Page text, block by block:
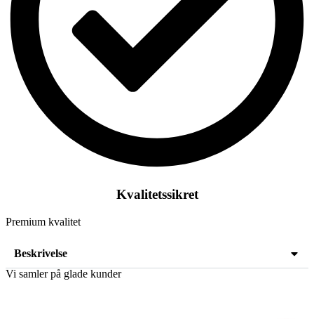
Kvalitetssikret
Premium kvalitet
Beskrivelse
Vi samler på glade kunder